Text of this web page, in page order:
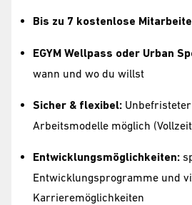
Bis zu 7 kostenlose
EGYM Wellpass oder Urban
wann und wo du willst
Sicher & flexibel:
Arbeitsmodelle möglich
Entwicklungsmöglichkeiten:
Entwicklungsprogramme und
Karrieremöglichkeiten